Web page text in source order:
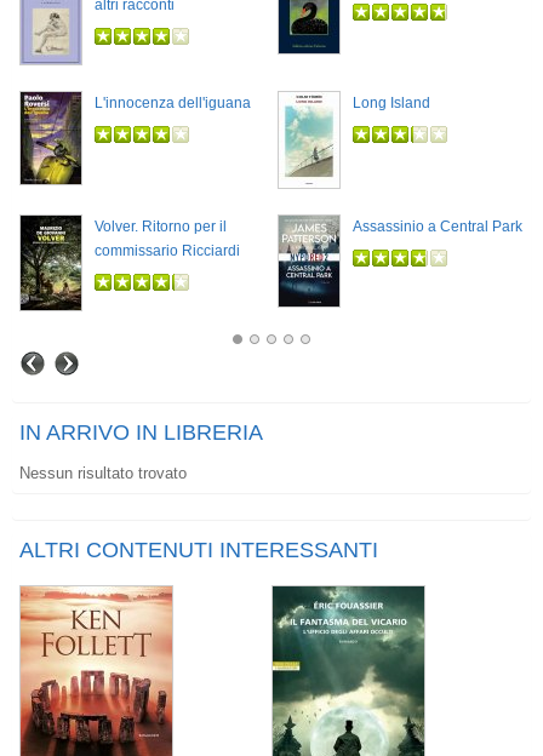
altri racconti
L'innocenza dell'iguana Long Island
Volver. Ritorno per il
commissario Ricciardi
Assassinio a Central Park
IN ARRIVO IN LIBRERIA
Nessun risultato trovato
ALTRI CONTENUTI INTERESSANTI